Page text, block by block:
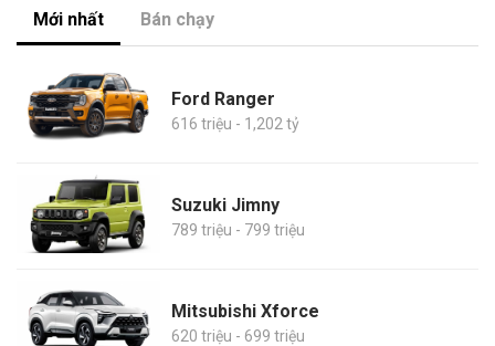
Mới nhất Bán chạy
Ford Ranger
616 triệu - 1,202 tỷ
Suzuki Jimny
789 triệu - 799 triệu
Mitsubishi Xforce
620 triệu - 699 triệu